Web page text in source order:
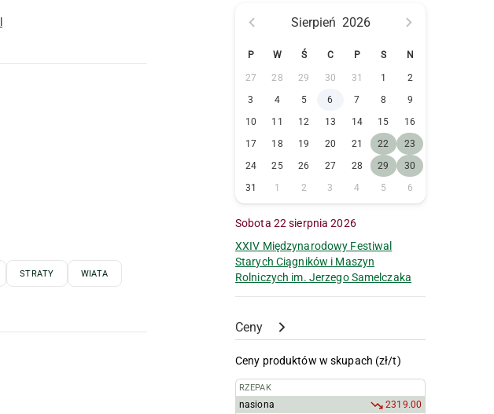
STRATY WIATA
Sierpień 2026
P W Ś C P S N
27 28 29 30 31 1
2
3
4 5 6 7 8
9
10
11 12 13 14 15
16
17
18 19 20 21 22
23
24
25 26 27 28 29
30
31
1 2 3 4 5 6
Sobota 22 sierpnia 2026
XXIV Międzynarodowy Festiwal
Starych Ciągników i Maszyn
Rolniczych im. Jerzego Samelczaka
Ceny
Ceny produktów w skupach (zł/t)
RZEPAK
nasiona
2319.00